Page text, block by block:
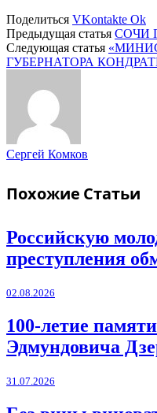
Поделиться VKontakte Ok
Предыдущая статья СОЧИ
Следующая статья
ГУБЕРНАТОРА
Сергей Комков
Похожие Статьи
Российскую
преступления
02.08.2026
100-летие
Эдмундовича
31.07.2026